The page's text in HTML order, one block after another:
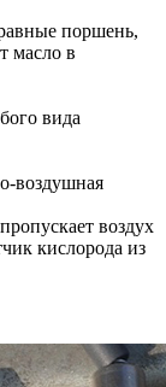
поршень,
масло в
вида
воздушная
воздух
кислорода из